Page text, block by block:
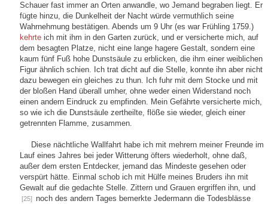
Schauer fast immer an Orten anwandle, wo Jemand begraben liegt. Er
fügte hinzu, die Dunkelheit der Nacht würde vermuthlich seine
Wahrnehmung bestätigen. Abends um 9 Uhr (es war Frühling 1759.)
kehrte ich mit ihm in den Garten zurück, und er versicherte mich, auf
dem besagten Platze, nicht eine lange hagere Gestalt, sondern eine
kaum fünf Fuß hohe Dunstsäule zu erblicken, die ihm einer weiblichen
Figur ähnlich schien. Ich trat dicht auf die Stelle, konnte ihn aber nicht
dazu bewegen ein gleiches zu thun. Ich fuhr mit dem Stocke und mit
der bloßen Hand überall umher, ohne weder einen Widerstand noch
einen andern Eindruck zu empfinden. Mein Gefährte versicherte mich,
so wie ich die Dunstsäule zertheilte, flöße sie wieder, gleich einer
getrennten Flamme, zusammen.
Diese nächtliche Wallfahrt habe ich mit mehrern meiner Freunde im
Lauf eines Jahres bei jeder Witterung öfters wiederholt, ohne daß,
außer dem ersten Entdecker, jemand das Mindeste gesehen oder
verspürt hätte. Einmal schob ich mit Hülfe meines Bruders ihn mit
Gewalt auf die gedachte Stelle. Zittern und Grauen ergriffen ihn, und
[25]
noch des andern Tages bemerkte Jedermann die Todesblässe